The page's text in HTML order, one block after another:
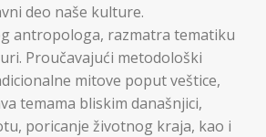
deo naše kulture.
antropologa, razmatra tematiku
Proučavajući metodološki
mitove poput veštice,
temama bliskim današnjici,
poricanje životnog kraja, kao i